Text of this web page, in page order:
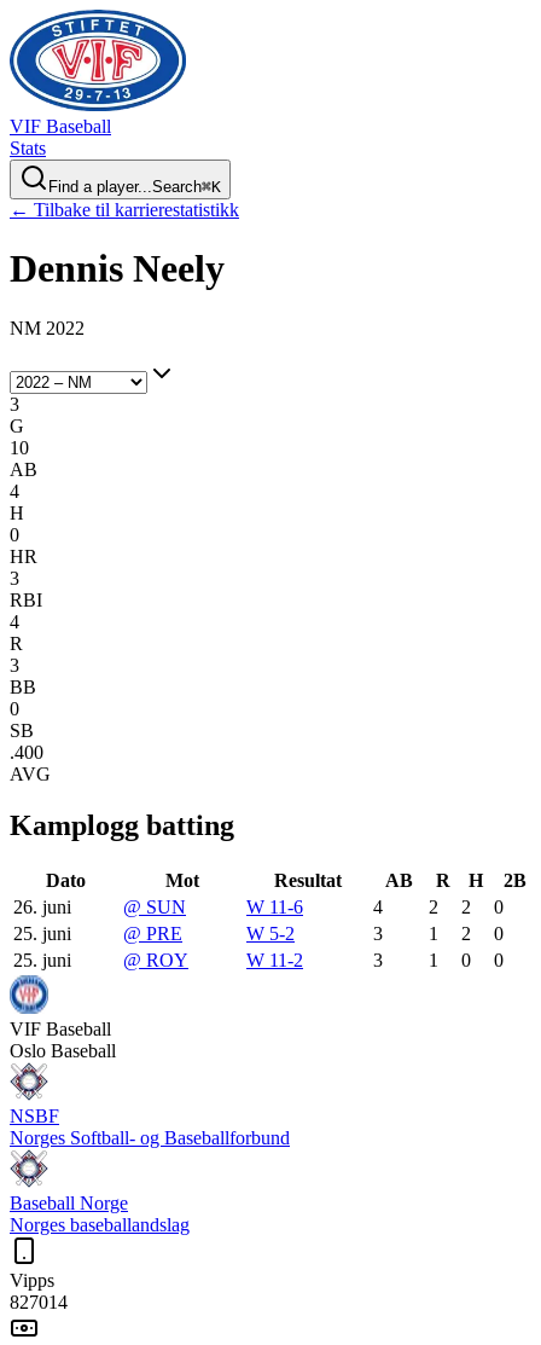
VIF Baseball
Stats
Find a player...Search⌘K
← Tilbake til karrierestatistikk
Dennis Neely
NM 2022
3
G
10
AB
4
H
0
HR
3
RBI
4
R
3
BB
0
SB
.400
AVG
Kamplogg batting
Dato Mot Resultat AB R H
2B
26. juni
@ SUN W 11-6 4 2 2
0
25. juni
@ PRE W 5-2 3 1 2
0
25. juni
@ ROY W 11-2 3 1 0 0
VIF Baseball
Oslo Baseball
NSBF
Norges Softball- og Baseballforbund
Baseball Norge
Norges baseballandslag
Vipps
827014